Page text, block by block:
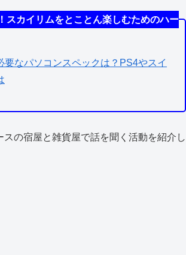
スカイリムをとことん楽しむためのハー
要なパソコンスペックは？PS4やスイ
スの宿屋と雑貨屋で話を聞く活動を紹介し